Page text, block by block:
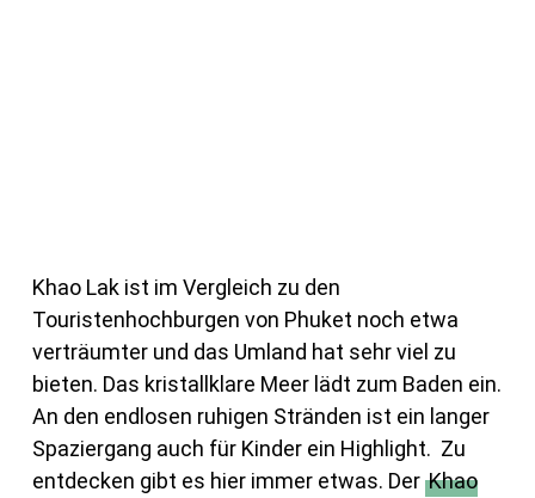
Khao Lak ist im Vergleich zu den
Touristenhochburgen von Phuket noch etwa
verträumter und das Umland hat sehr viel zu
bieten. Das kristallklare Meer lädt zum Baden ein.
An den endlosen ruhigen Stränden ist ein langer
Spaziergang auch für Kinder ein Highlight. Zu
entdecken gibt es hier immer etwas. Der Khao